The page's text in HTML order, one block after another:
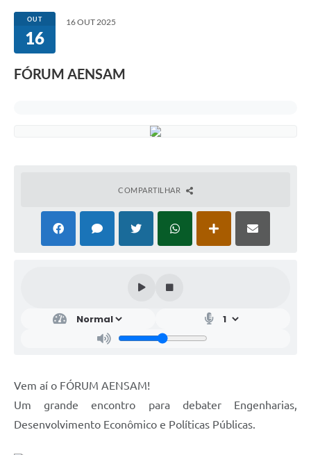
OUT
16
16 OUT 2025
FÓRUM AENSAM
COMPARTILHAR
Vem aí o FÓRUM AENSAM!
Um grande encontro para debater Engenharias,
Desenvolvimento Econômico e Políticas Públicas.